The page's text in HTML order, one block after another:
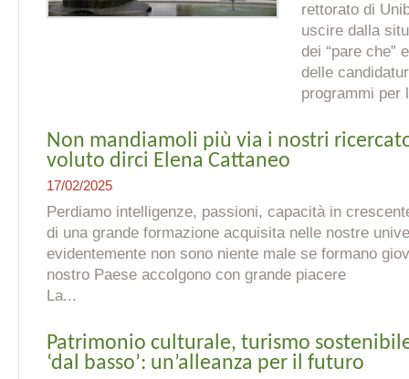
rettorato di
uscire dalla
dei “pare che”
delle
programmi per
Non mandiamoli più via i nostri
voluto dirci Elena Cattaneo
17/02/2025
Perdiamo intelligenze, passioni, capacità in
di una grande formazione acquisita nelle nostre
evidentemente non sono niente male se formano
nostro Paese accolgono con grande piacere
La...
Patrimonio culturale, turismo
‘dal basso’: un’alleanza per il futuro